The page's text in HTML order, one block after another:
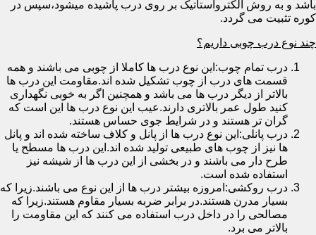
باشد و به روش الکترواستاتیک بر روی درب پاشیده میشود،سپس در
کوره تثبیت می گردد.
چند نوع درب چوبی داریم؟
درب تمام چوب:این نوع درب ها کاملا از چوبی می باشند و همه
قسمت های درب از چوب تشکیل شده اند.مقاومت این درب ها
بالاتر از دیگر درب ها می باشد و همچنین اگر به خوبی نگهداری
کنید طول عمر بالاتری دارند.عیب این نوع درب ها این است که
گران تر هستند و در شرایط جوی حساس هستند.
درب پانلی:این نوع درب ها از پانل و کلاف ساخته شده اند و پانل
ها نیز از چوب های طبیعی تولید شده اند.این درب ها مسطح یا
طرح دار می باشند و در بخشی از این درب ها از شیشه نیز
استفاده شده است.
درب روکشی:امروزه بیشتر درب ها از این نوع می باشند.زیرا که
بسیار مدرن هستند.در برابر ضربه بسیار مقاوم هستند.زیرا که
مصالحی را در داخل درب استفاده می کنند که این مقاومت را
بالاتر می برد.